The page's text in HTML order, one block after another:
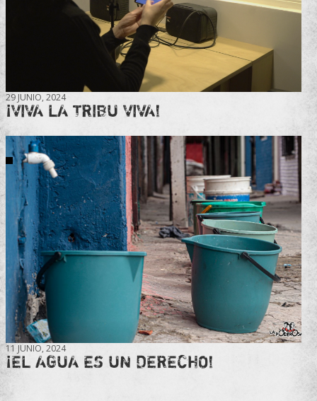
29 JUNIO, 2024
¡VIVA LA TRIBU VIVA!
11 JUNIO, 2024
¡EL AGUA ES UN DERECHO!